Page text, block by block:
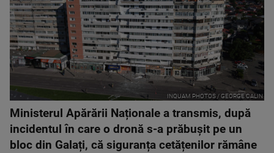
INQUAM PHOTOS / GEORGE CALIN
Ministerul Apărării Naționale a transmis, după
incidentul în care o dronă s-a prăbușit pe un
bloc din Galați, că siguranța cetățenilor rămâne